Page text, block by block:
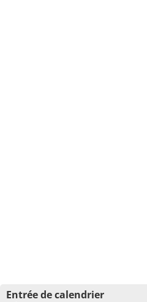
Entrée de calendrier